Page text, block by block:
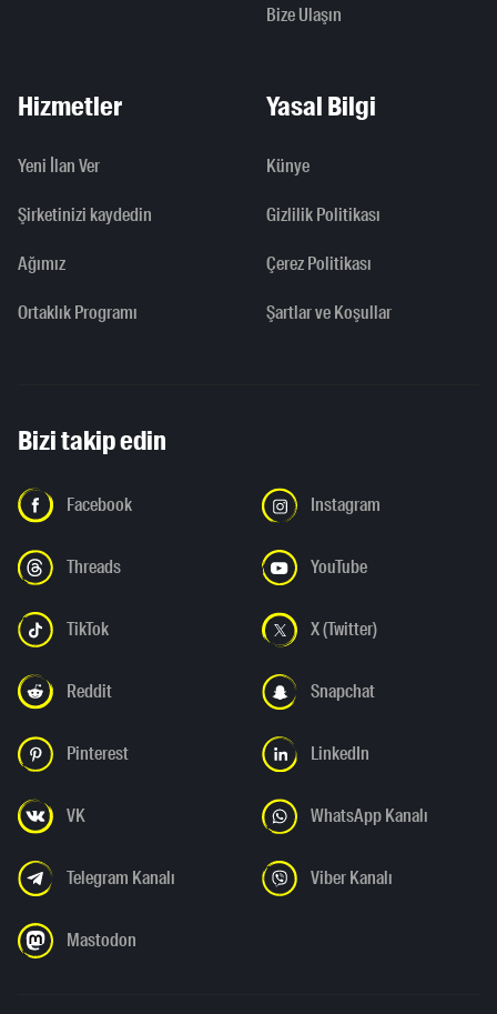
Bize Ulaşın
Hizmetler
Yeni İlan Ver
Şirketinizi kaydedin
Ağımız
Ortaklık Programı
Yasal Bilgi
Künye
Gizlilik Politikası
Çerez Politikası
Şartlar ve Koşullar
Bizi takip edin
Facebook Instagram
Threads YouTube
TikTok X (Twitter)
Reddit Snapchat
Pinterest LinkedIn
VK WhatsApp Kanalı
Telegram Kanalı Viber Kanalı
Mastodon